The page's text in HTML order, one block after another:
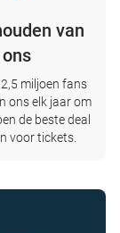
van
ons
miljoen fans
ons elk jaar om
de beste deal
voor tickets.